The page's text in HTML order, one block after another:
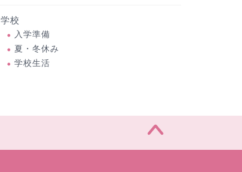
学校
入学準備
夏・冬休み
学校生活